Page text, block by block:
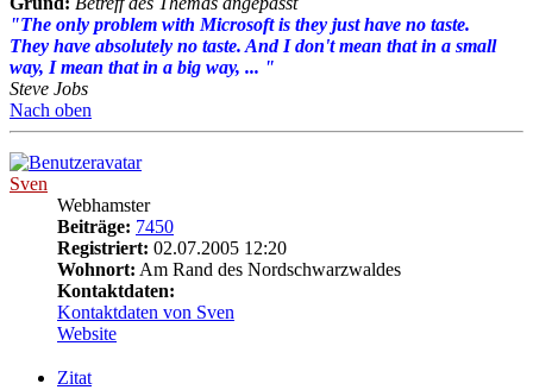
"The only problem with Microsoft is they just have no taste.
They have absolutely no taste. And I don't mean that in a small
way, I mean that in a big way, ... "
Steve Jobs
Nach oben
Sven
Webhamster
Beiträge: 7450
Registriert: 02.07.2005 12:20
Wohnort: Am Rand des Nordschwarzwaldes
Kontaktdaten:
Kontaktdaten von Sven
Website
Zitat